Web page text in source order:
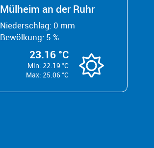
Mülheim an der Ruhr
Niederschlag: 0 mm
Bewölkung: 5 %
23.16 °C
Min: 22.19 °C
Max: 25.06 °C